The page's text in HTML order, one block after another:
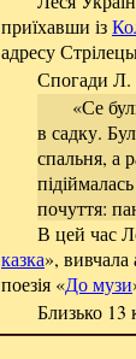
приїхавши із
адресу
Спогади Л.
«Се
в садку.
спальня, а
почуття:
В цей час
казка», вивчала
поезія «До музи
Близько 13